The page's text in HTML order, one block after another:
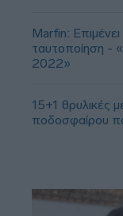
Marfin:
ταυτοποίηση -
2022»
15+1 θρυλικές
ποδοσφαίρου